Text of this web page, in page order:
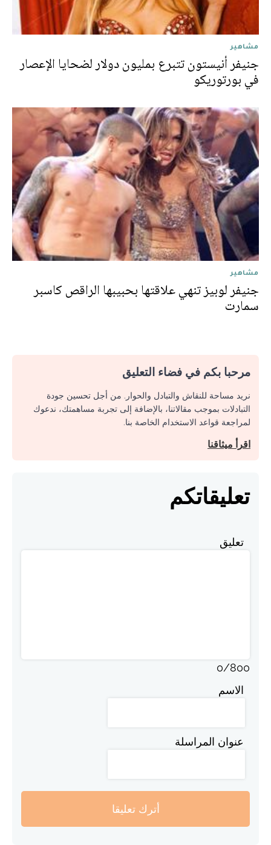
مشاهير
جنيفر أنيستون تتبرع بمليون دولار لضحايا الإعصار
في بورتوريكو
مشاهير
جنيفر لوبيز تنهي علاقتها بحبيبها الراقص كاسبر
سمارت
مرحبا بكم في فضاء التعليق
نريد مساحة للنقاش والتبادل والحوار. من أجل تحسين جودة
التبادلات بموجب مقالاتنا، بالإضافة إلى تجربة مساهمتك، ندعوك
لمراجعة قواعد الاستخدام الخاصة بنا.
اقرأ ميثاقنا
تعليقاتكم
تعليق
0/800
الاسم
عنوان المراسلة
أترك تعليقا